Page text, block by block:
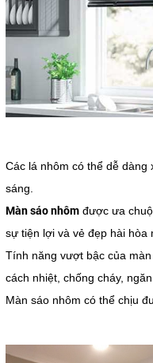
Các lá nhôm có thể dễ dàng
sáng.
Màn sáo nhômđược ưa
sự tiện lợi và vẻ đẹp hài hòa
Tính năng vượt bậc của
cách nhiệt, chống cháy,
Màn sáo nhôm có thể chịu